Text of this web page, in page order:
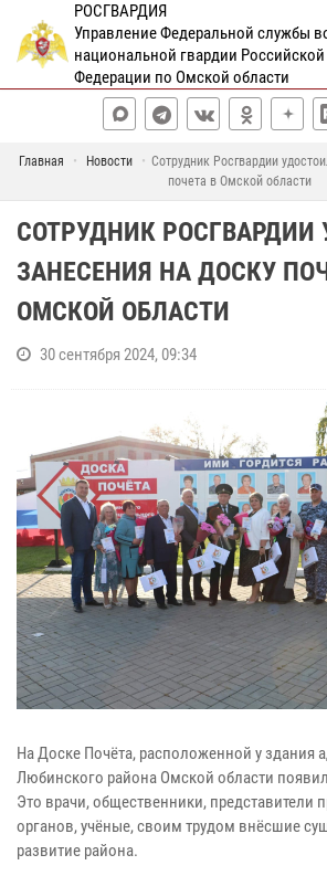
РОСГВАРДИЯ
Управление Федеральной службы
национальной гвардии Российской
Федерации по Омской области
Главная Новости
Сотрудник Росгвардии
почета в Омской области
СОТРУДНИК РОСГВАРДИИ
ЗАНЕСЕНИЯ НА ДОСКУ
ОМСКОЙ ОБЛАСТИ
30 сентября 2024, 09:34
На Доске Почёта, расположенной у здания
Любинского района Омской области
Это врачи, общественники, представители
органов, учёные, своим трудом внёсшие
развитие района.